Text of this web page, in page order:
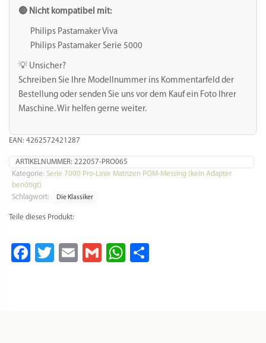
POM/Messing
Menge
🔴 Nicht kompatibel mit:
Philips Pastamaker Viva
Philips Pastamaker Serie 5000
💡 Unsicher?
Schreiben Sie Ihre Modellnummer ins Kommentarfeld der
Bestellung oder senden Sie uns vor dem Kauf ein Foto Ihrer
Maschine. Wir helfen gerne weiter.
EAN: 4262572421287
ARTIKELNUMMER: 222057-PRO065
Kategorie: Serie 7000 Pro-Linie Matrizen POM-Messing (kein Adapter
benötigt)
Schlagwort:
Die Klassiker
Teile dieses Produkt:
Facebook
Twitter
EmailGmailWhatsApp